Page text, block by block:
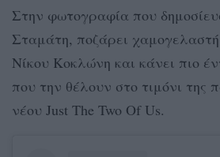
Στην φωτογραφία που
Σταμάτη, ποζάρει
Νίκου Κοκλώνη και κάνει πιο
που την θέλουν στο τιμόνι της
νέου Just The Two Of Us.